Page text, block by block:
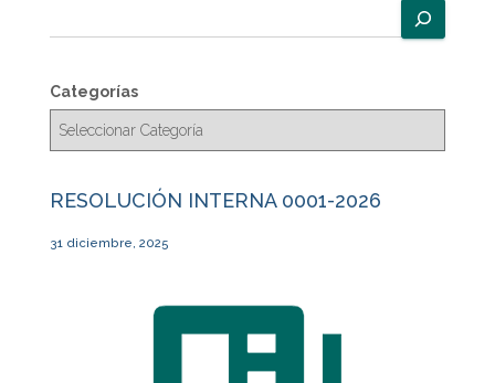
u
c
a
Categorías
RESOLUCIÓN INTERNA 0001-2026
31 diciembre, 2025